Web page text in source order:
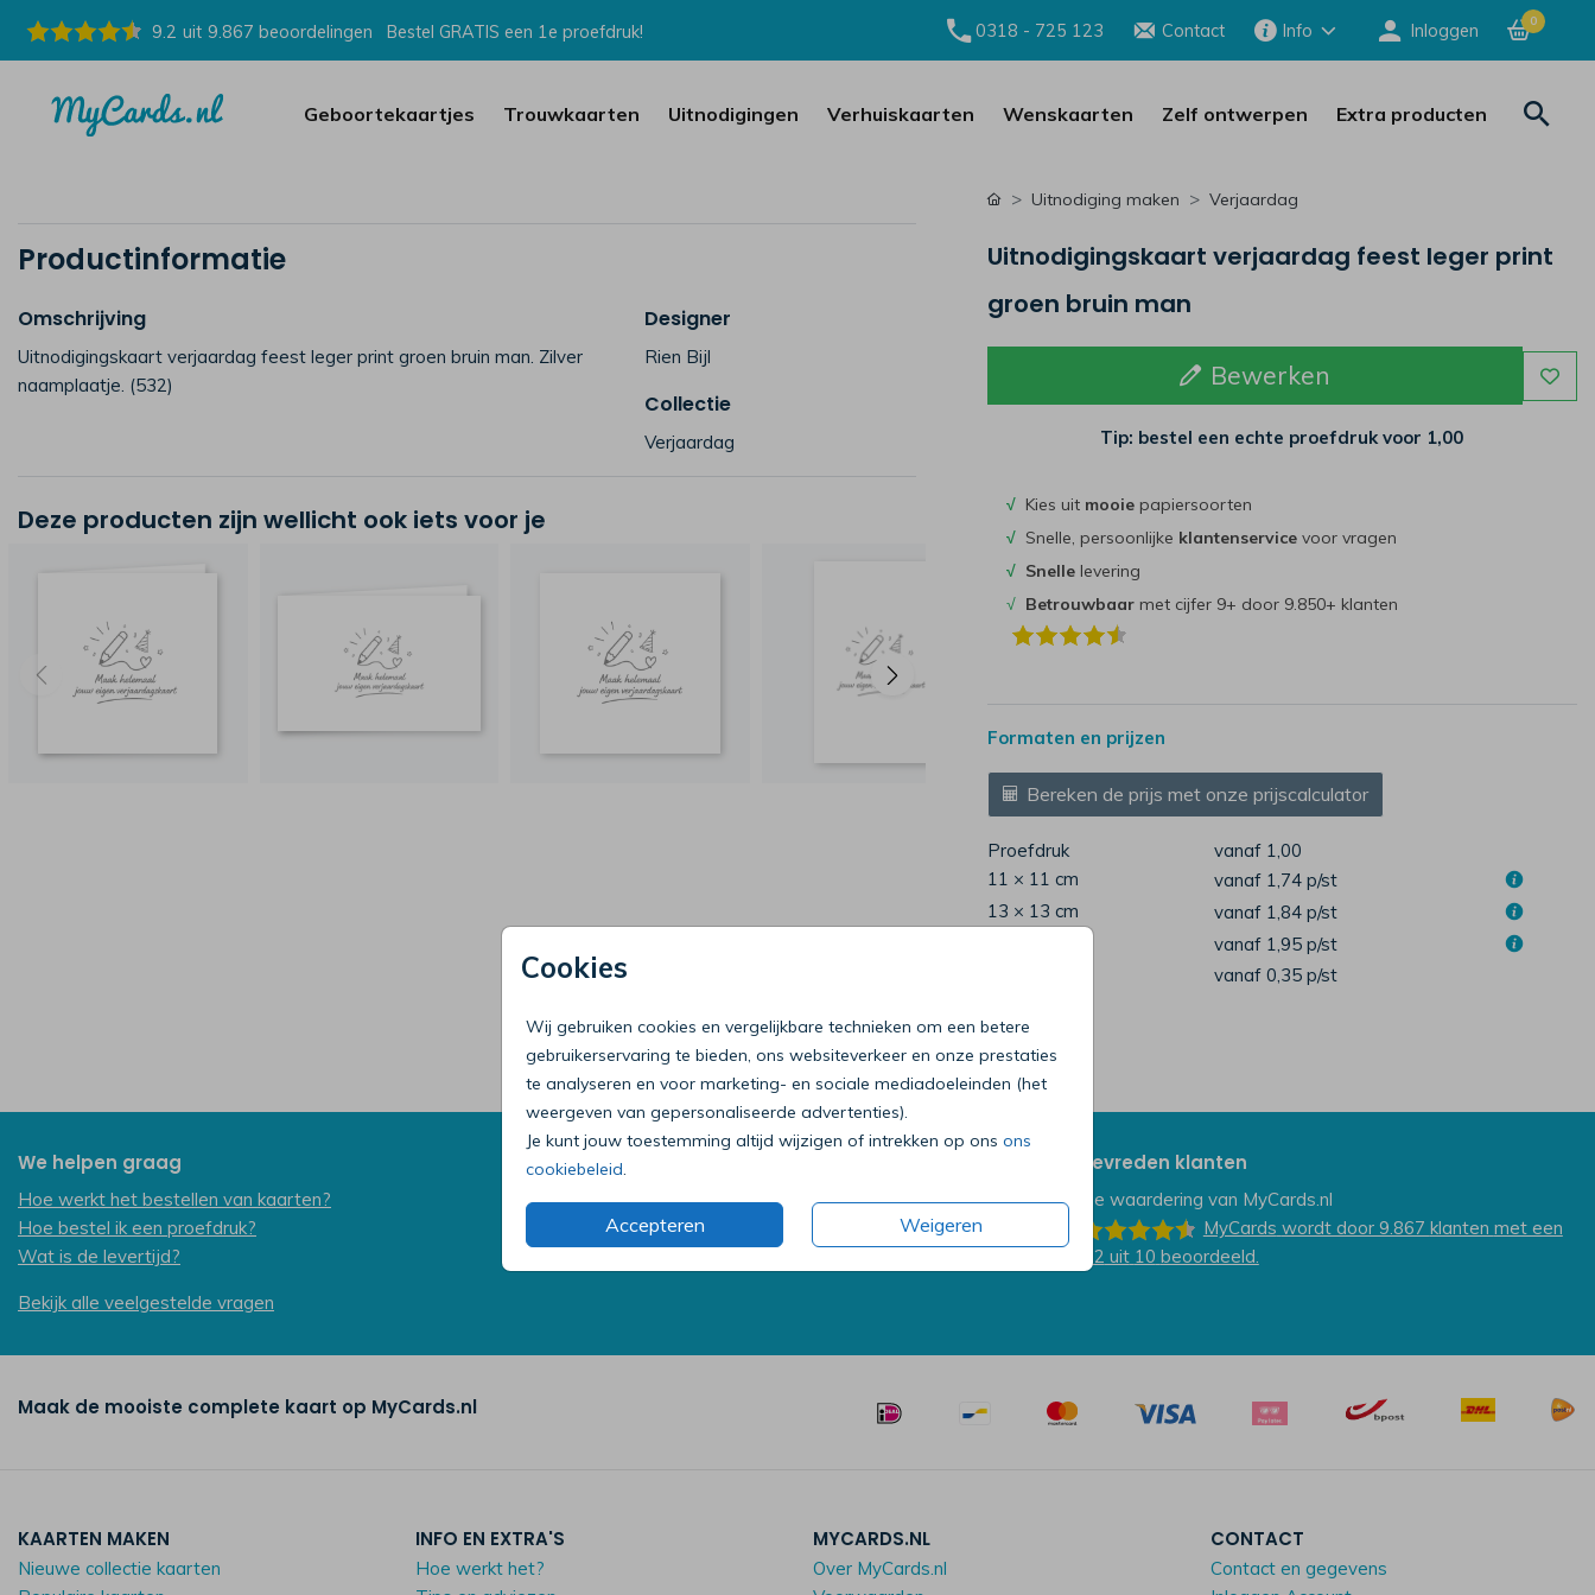
9.2 uit 9.867 beoordelingen Bestel GRATIS een 1e proefdruk! 0318 - 725 123 Contact Info Inloggen 0
Geboortekaartjes Trouwkaarten Uitnodigingen Verhuiskaarten Wenskaarten Zelf ontwerpen Extra producten
Cookies
Wij gebruiken cookies en vergelijkbare technieken om een betere
gebruikerservaring te bieden, ons websiteverkeer en onze prestaties
te analyseren en voor marketing- en sociale mediadoeleinden (het
weergeven van gepersonaliseerde advertenties).
Je kunt jouw toestemming altijd wijzigen of intrekken op ons ons
cookiebeleid
Accepteren Weigeren
Productinformatie
Omschrijving
Uitnodigingskaart verjaardag feest leger print groen bruin man. Zilver
naamplaatje. (532)
Designer
Rien Bijl
Collectie
Verjaardag
Deze producten zijn wellicht ook iets voor je
Uitnodiging maken Verjaardag
Uitnodigingskaart verjaardag feest leger print
groen bruin man
Bewerken
Tip: bestel een echte proefdruk voor 1,00
√Kies uit mooie papiersoorten
√Snelle, persoonlijke klantenservicevoor vragen
√ Snellelevering
√ Betrouwbaarmet cijfer 9+ door 9.850+ klanten
Formaten en prijzen
Bereken de prijs met onze prijscalculator
Proefdruk
vanaf 1,00
11 × 11 cm
vanaf 1,74 p/st
13 × 13 cm
vanaf 1,84 p/st
vanaf 1,95 p/st
vanaf 0,35 p/st
We helpen graag
Hoe werkt het bestellen van kaarten?
Hoe bestel ik een proefdruk?
Wat is de levertijd?
Bekijk alle veelgestelde vragen
Bel onze klantenservice
Op werkdagen van 09:00 tot 18:00 uur
Mailen mag ook:klantenservice@mycards.nl
Tevreden klanten
De waardering van MyCards.nl
MyCards wordt door 9.867 klanten met een
9.2 uit 10 beoordeeld.
Maak de mooiste complete kaart op MyCards.nl
KAARTEN MAKEN
Nieuwe collectie kaarten
INFO EN EXTRA'S
Hoe werkt het?
MYCARDS.NL
Over MyCards.nl
CONTACT
Contact en gegevens